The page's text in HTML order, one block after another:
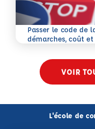
Passer le code de
démarches, coût
En savoir plus
VOIR
L'école de